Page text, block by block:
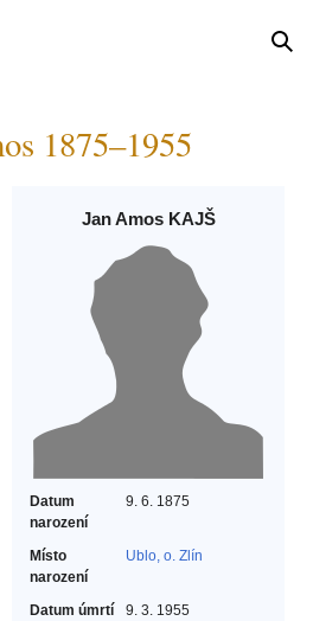
1875–1955
Jan Amos KAJŠ
Datum
narození
9. 6. 1875
Místo
narození
Ublo, o. Zlín
Datum úmrtí
9. 3. 1955